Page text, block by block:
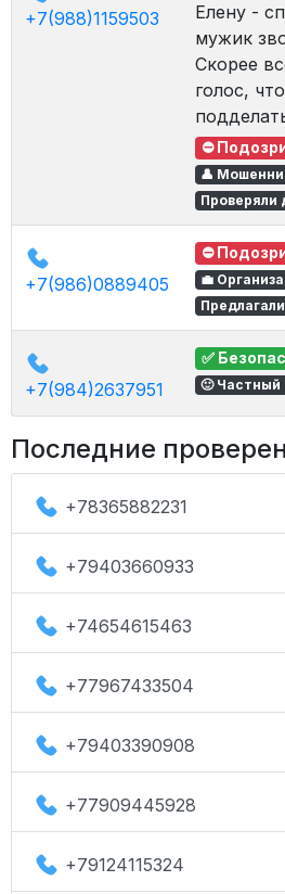
+7(988)1159503
Елену -
мужик
Скорее
голос,
⛔
👤
Проверяли
+7(986)0889405
⛔
💼
+7(984)2637951
✅
🙂 Частный
Последние
+78365882231
+79403660933
+74654615463
+77967433504
+79403390908
+77909445928
+79124115324